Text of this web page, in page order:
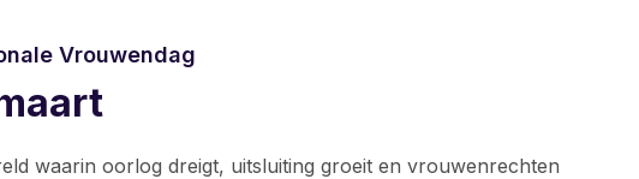
Vrouwendag
waarin oorlog dreigt, uitsluiting groeit en vrouwenrechten